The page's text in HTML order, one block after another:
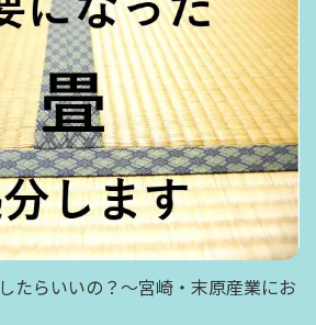
たらいいの？～宮崎・末原産業にお